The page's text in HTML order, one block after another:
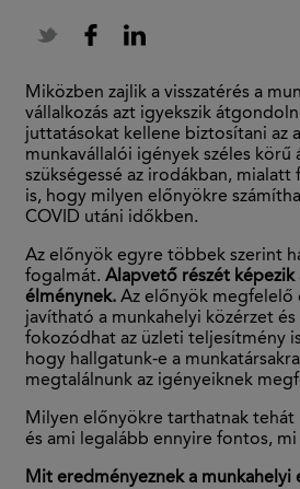
Miközben zajlik a visszatérés a
vállalkozás azt igyekszik
juttatásokat kellene biztosítani az
munkavállalói igények széles körű
szükségessé az irodákban,
is, hogy milyen előnyökre
COVID utáni időkben.
Az előnyök egyre többek szerint
fogalmát. Alapvető részét képezik
élménynek. Az előnyök megfelelő
javítható a munkahelyi közérzet
fokozódhat az üzleti teljesítmény
hogy hallgatunk-e a
megtalálnunk az igényeiknek
Milyen előnyökre tarthatnak tehát
és ami legalább ennyire fontos, mi
Mit eredményeznek a munkahelyi